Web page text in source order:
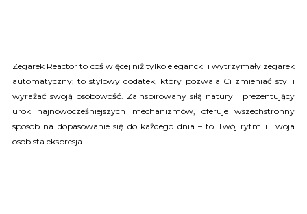
Zegarek Reactor to coś więcej niż tylko elegancki i wytrzymały zegarek
automatyczny; to stylowy dodatek, który pozwala Ci zmieniać styl i
wyrażać swoją osobowość. Zainspirowany siłą natury i prezentujący
urok najnowocześniejszych mechanizmów, oferuje wszechstronny
sposób na dopasowanie się do każdego dnia – to Twój rytm i Twoja
osobista ekspresja.